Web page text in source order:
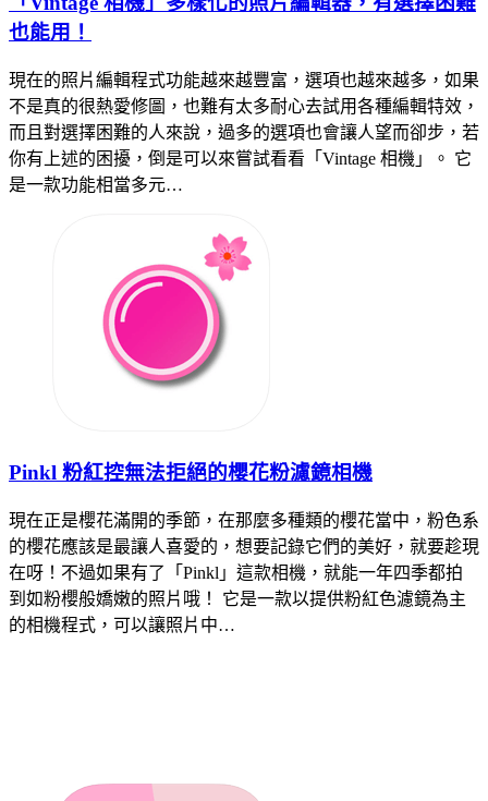
也能用！
現在的照片編輯程式功能越來越豐富，選項也越來越多，如果
不是真的很熱愛修圖，也難有太多耐心去試用各種編輯特效，
而且對選擇困難的人來說，過多的選項也會讓人望而卻步，若
你有上述的困擾，倒是可以來嘗試看看「Vintage 相機」。 它
是一款功能相當多元…
Pinkl 粉紅控無法拒絕的櫻花粉濾鏡相機
現在正是櫻花滿開的季節，在那麼多種類的櫻花當中，粉色系
的櫻花應該是最讓人喜愛的，想要記錄它們的美好，就要趁現
在呀！不過如果有了「Pinkl」這款相機，就能一年四季都拍
到如粉櫻般嬌嫩的照片哦！ 它是一款以提供粉紅色濾鏡為主
的相機程式，可以讓照片中…